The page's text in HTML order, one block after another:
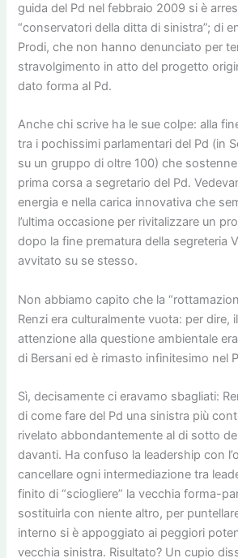
guida del Pd nel febbraio 2009 si è
“conservatori della ditta di sinistra”; di
Prodi, che non hanno denunciato per
stravolgimento in atto del progetto
dato forma al Pd.
Anche chi scrive ha le sue colpe: alla
tra i pochissimi parlamentari del Pd (in
su un gruppo di oltre 100) che
prima corsa a segretario del Pd.
energia e nella carica innovativa che
l’ultima occasione per rivitalizzare un
dopo la fine prematura della segreteria
avvitato su se stesso.
Non abbiamo capito che la
Renzi era culturalmente vuota: per dire,
attenzione alla questione ambientale
di Bersani ed è rimasto infinitesimo nel
Sì, decisamente ci eravamo sbagliati:
di come fare del Pd una sinistra più
rivelato abbondantemente al di sotto
davanti. Ha confuso la leadership con
cancellare ogni intermediazione tra
finito di “sciogliere” la vecchia forma-
sostituirla con niente altro, per
interno si è appoggiato ai peggiori
vecchia sinistra. Risultato? Un cupio